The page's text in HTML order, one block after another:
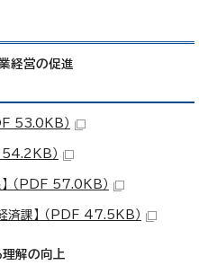
業経営の促進
53.0KB）
54.2KB）
（PDF 57.0KB）
済課】 （PDF 47.5KB）
理解の向上